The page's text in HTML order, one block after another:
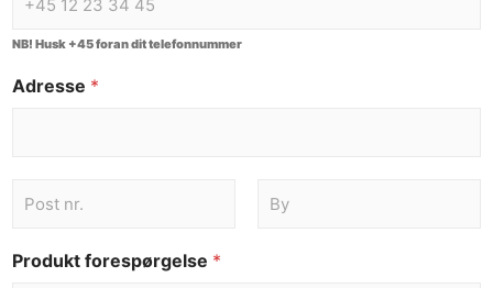
NB! Husk +45 foran dit telefonnummer
Adresse *
Produkt forespørgelse *